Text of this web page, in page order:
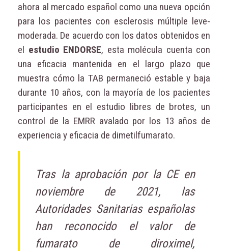
ahora al mercado español como una nueva opción
para los pacientes con esclerosis múltiple leve-
moderada. De acuerdo con los datos obtenidos en
el estudio ENDORSE, esta molécula cuenta con
una eficacia mantenida en el largo plazo que
muestra cómo la TAB permaneció estable y baja
durante 10 años, con la mayoría de los pacientes
participantes en el estudio libres de brotes, un
control de la EMRR avalado por los 13 años de
experiencia y eficacia de dimetilfumarato.
Tras la aprobación por la CE en
noviembre de 2021, las
Autoridades Sanitarias españolas
han reconocido el valor de
fumarato de diroximel,